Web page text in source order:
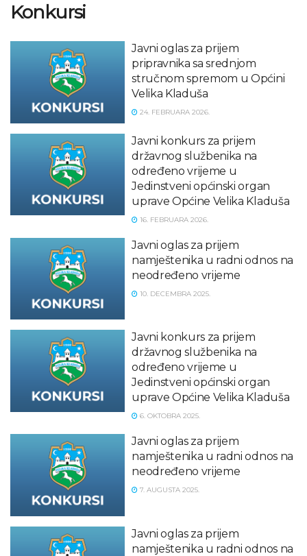
Konkursi
Javni oglas za prijem
pripravnika sa srednjom
stručnom spremom u Općini
Velika Kladuša
24. FEBRUARA 2026.
Javni konkurs za prijem
državnog službenika na
određeno vrijeme u
Jedinstveni općinski organ
uprave Općine Velika Kladuša
16. FEBRUARA 2026.
Javni oglas za prijem
namještenika u radni odnos na
neodređeno vrijeme
10. DECEMBRA 2025.
Javni konkurs za prijem
državnog službenika na
određeno vrijeme u
Jedinstveni općinski organ
uprave Općine Velika Kladuša
6. OKTOBRA 2025.
Javni oglas za prijem
namještenika u radni odnos na
neodređeno vrijeme
7. AUGUSTA 2025.
Javni oglas za prijem
namještenika u radni odnos na